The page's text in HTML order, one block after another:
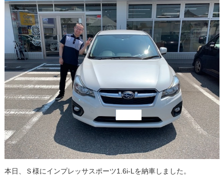
本日、Ｓ様にインプレッサスポーツ1.6i-Lを納車しました。